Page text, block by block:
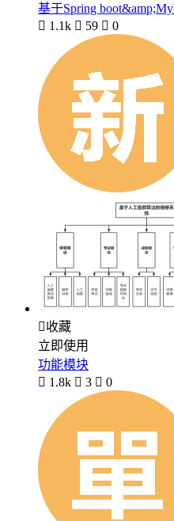
基于Spring
 1.1k  59  0
收藏
立即使用
功能模块
 1.8k  3  0